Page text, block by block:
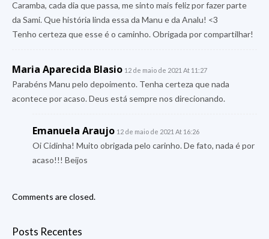
Caramba, cada dia que passa, me sinto mais feliz por fazer parte
da Sami. Que história linda essa da Manu e da Analu! <3
Tenho certeza que esse é o caminho. Obrigada por compartilhar!
Maria Aparecida Blasio 12 de maio de 2021 At 11:27
Parabéns Manu pelo depoimento. Tenha certeza que nada
acontece por acaso. Deus está sempre nos direcionando.
Emanuela Araujo 12 de maio de 2021 At 16:26
Oi Cidinha! Muito obrigada pelo carinho. De fato, nada é por
acaso!!! Beijos
Comments are closed.
Posts Recentes